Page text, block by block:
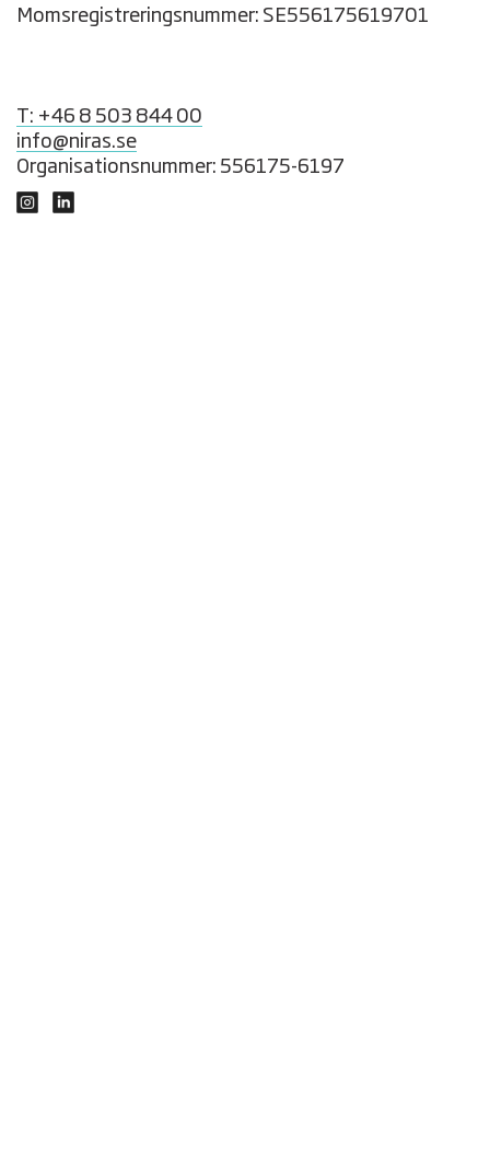
Momsregistreringsnummer: SE556175619701
T: +46 8 503 844 00
info@niras.se
Organisationsnummer: 556175-6197